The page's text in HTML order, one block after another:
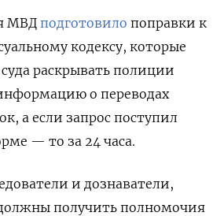
МВД подготовило поправки к
кодексу, которые
раскрывать полиции
о переводах
а если запрос поступил
— то за 24 часа.
и дознаватели,
получить полномочия